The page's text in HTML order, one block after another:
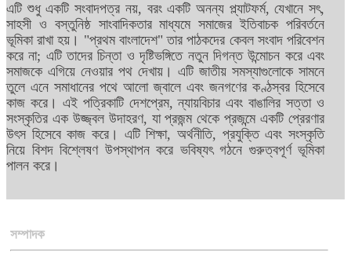
এটি শুধু একটি সংবাদপত্র নয়, বরং একটি অনন্য প্ল্যাটফর্ম, যেখানে সৎ,
সাহসী ও বস্তুনিষ্ঠ সাংবাদিকতার মাধ্যমে সমাজের ইতিবাচক পরিবর্তনে
ভূমিকা রাখা হয়। "প্রথম বাংলাদেশ" তার পাঠকদের কেবল সংবাদ পরিবেশন
করে না; এটি তাদের চিন্তা ও দৃষ্টিভঙ্গিতে নতুন দিগন্ত উন্মোচন করে এবং
সমাজকে এগিয়ে নেওয়ার পথ দেখায়। এটি জাতীয় সমস্যাগুলোকে সামনে
তুলে এনে সমাধানের পথে আলো জ্বালে এবং জনগণের কণ্ঠস্বর হিসেবে
কাজ করে। এই পত্রিকাটি দেশপ্রেম, ন্যায়বিচার এবং বাঙালির সত্তা ও
সংস্কৃতির এক উজ্জ্বল উদাহরণ, যা প্রজন্ম থেকে প্রজন্মে একটি প্রেরণার
উৎস হিসেবে কাজ করে। এটি শিক্ষা, অর্থনীতি, প্রযুক্তি এবং সংস্কৃতি
নিয়ে বিশদ বিশ্লেষণ উপস্থাপন করে ভবিষ্যৎ গঠনে গুরুত্বপূর্ণ ভূমিকা
পালন করে।
সম্পাদক